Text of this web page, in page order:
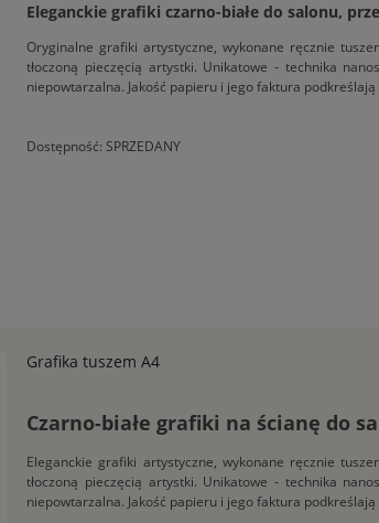
Eleganckie grafiki czarno-białe do salonu,
Oryginalne grafiki artystyczne, wykonane ręcznie
tłoczoną pieczęcią artystki. Unikatowe - technika
niepowtarzalna. Jakość papieru i jego faktura
Dostępność: SPRZEDANY
Grafika tuszem A4
Czarno-białe grafiki na ścianę do
Eleganckie grafiki artystyczne, wykonane ręcznie
tłoczoną pieczęcią artystki. Unikatowe - technika
niepowtarzalna. Jakość papieru i jego faktura